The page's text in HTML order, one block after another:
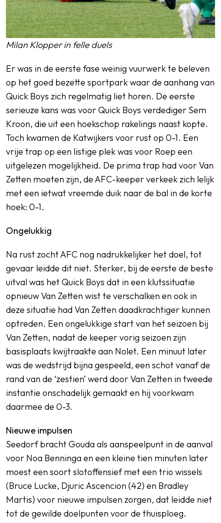
Milan Klopper in felle duels
Er was in de eerste fase weinig vuurwerk te beleven
op het goed bezette sportpark waar de aanhang van
Quick Boys zich regelmatig liet horen. De eerste
serieuze kans was voor Quick Boys verdediger Sem
Kroon, die uit een hoekschop rakelings naast kopte.
Toch kwamen de Katwijkers voor rust op 0-1. Een
vrije trap op een listige plek was voor Roep een
uitgelezen mogelijkheid. De prima trap had voor Van
Zetten moeten zijn, de AFC-keeper verkeek zich lelijk
met een ietwat vreemde duik naar de bal in de korte
hoek: 0-1.
Ongelukkig
Na rust zocht AFC nog nadrukkelijker het doel, tot
gevaar leidde dit niet. Sterker, bij de eerste de beste
uitval was het Quick Boys dat in een klutssituatie
opnieuw Van Zetten wist te verschalken en ook in
deze situatie had Van Zetten daadkrachtiger kunnen
optreden. Een ongelukkige start van het seizoen bij
Van Zetten, nadat de keeper vorig seizoen zijn
basisplaats kwijtraakte aan Nolet. Een minuut later
was de wedstrijd bijna gespeeld, een schot vanaf de
rand van de ‘zestien’ werd door Van Zetten in tweede
instantie onschadelijk gemaakt en hij voorkwam
daarmee de 0-3.
Nieuwe impulsen
Seedorf bracht Gouda als aanspeelpunt in de aanval
voor Noa Benninga en een kleine tien minuten later
moest een soort slotoffensief met een trio wissels
(Bruce Lucke, Djuric Ascencion (42) en Bradley
Martis) voor nieuwe impulsen zorgen, dat leidde niet
tot de gewilde doelpunten voor de thuisploeg.